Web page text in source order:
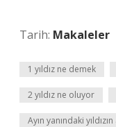
Tarih: Makaleler
1 yıldız ne demek
2 yıldız ne oluyor
Ayın yanındaki